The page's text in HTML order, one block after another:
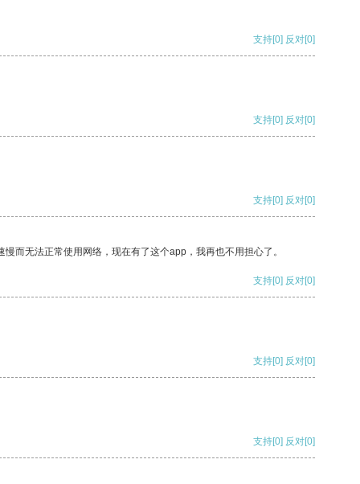
支持[0] 反对[0]
支持[0] 反对[0]
支持[0] 反对[0]
而无法正常使用网络，现在有了这个app，我再也不用担心了。
支持[0] 反对[0]
支持[0] 反对[0]
支持[0] 反对[0]